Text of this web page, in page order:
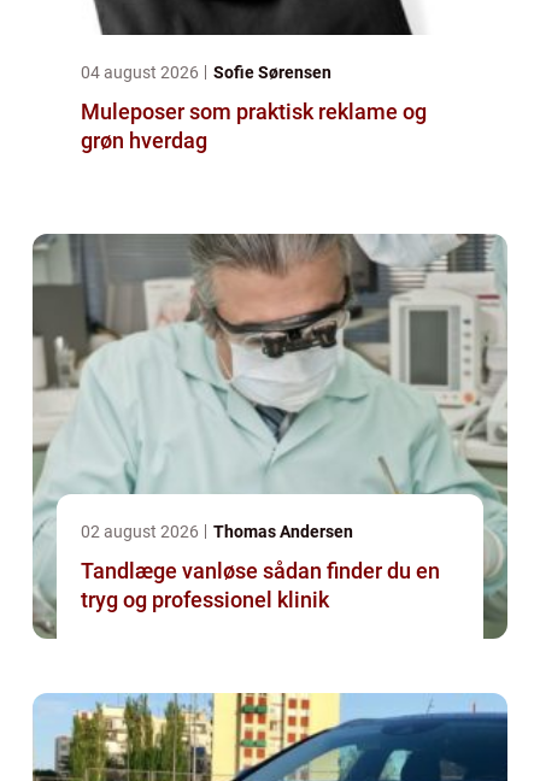
04 august 2026 Sofie Sørensen
Muleposer som praktisk reklame og
grøn hverdag
02 august 2026 Thomas Andersen
Tandlæge vanløse sådan finder du en
tryg og professionel klinik